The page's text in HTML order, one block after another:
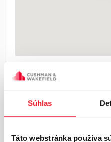
Súhlas
Táto webstránka používa
VGP Park Bratislava
mesta Bernolákovo,
smere Bratislava –